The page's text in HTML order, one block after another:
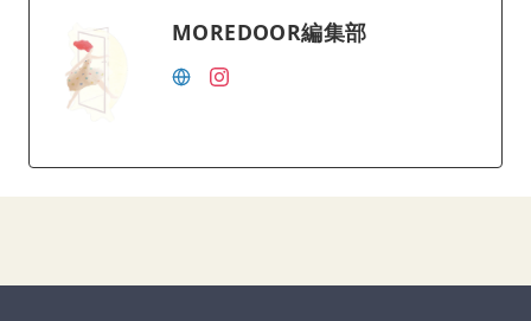
MOREDOOR編集部